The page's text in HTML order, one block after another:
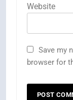
Website
Save my
browser for